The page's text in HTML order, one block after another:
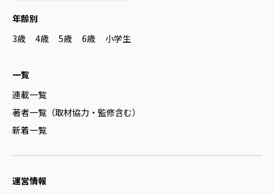
年齢別
3歳
4歳 5歳 6歳 小学生
一覧
連載一覧
著者一覧（取材協力・監修含む）
新着一覧
運営情報